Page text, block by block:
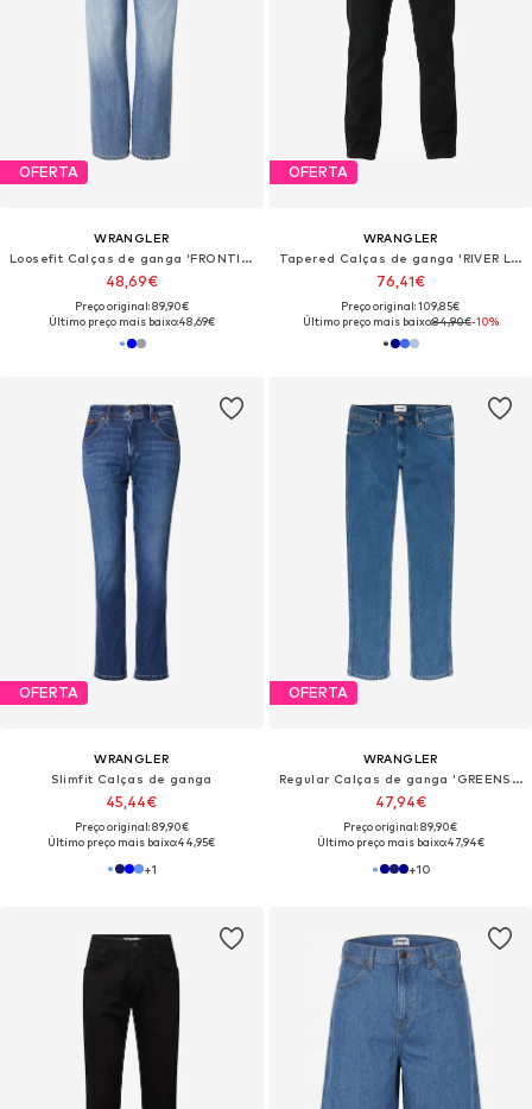
OFERTA
WRANGLER
Loosefit Calças de ganga 'FRONTIER'
48,69€
Preço original: 89,90€
Último preço mais baixo:48,69€
OFERTA
WRANGLER
Tapered Calças de ganga 'RIVER Light & Soft Denim'
76,41€
Preço original: 109,85€
Último preço mais baixo:84,90€-10%
OFERTA
WRANGLER
Slimfit Calças de ganga
45,44€
Preço original: 89,90€
Último preço mais baixo:44,95€
+1
OFERTA
WRANGLER
Regular Calças de ganga 'GREENSBORO'
47,94€
Preço original: 89,90€
Último preço mais baixo:47,94€
+10